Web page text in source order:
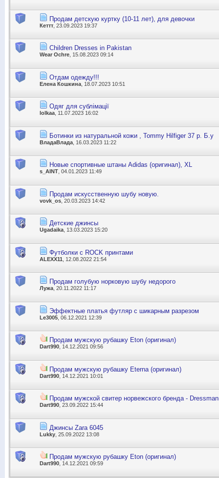
Продам детскую куртку (10-11 лет), для девочки
Кеттт , 23.09.2023 19:37
Children Dresses in Pakistan
Wear Ochre, 15.08.2023 09:14
Отдам одежду!!!
Елена Кошкина , 18.07.2023 10:51
Одяг для сублімації
lolkaa , 11.07.2023 16:02
Ботинки из натуральной кожи , Tommy Hilfiger 37 р. Б.у
ВладаВлада , 16.03.2023 11:22
Новые спортивные штаны Adidas (оригинал), XL
s_AINT , 04.01.2023 11:49
Продам искусственную шубу новую.
vovk_os , 20.03.2023 14:42
Детские джинсы
Ugadaika , 13.03.2023 15:20
Футболки с ROCK принтами
ALEXX11 , 12.08.2022 21:54
Продам голубую норковую шубу недорого
Лужа , 20.11.2022 11:17
Эффектные платья футляр с шикарным разрезом
Le3005 , 06.12.2021 12:39
Продам мужскую рубашку Eton (оригинал)
Dart990 , 14.12.2021 09:56
Продам мужскую рубашку Eterna (оригинал)
Dart990 , 14.12.2021 10:01
Продам мужской свитер норвежского бренда -
Dart990 , 23.09.2022 15:44
Джинсы Zara 6045
Lukky , 25.09.2022 13:08
Продам мужскую рубашку Eton (оригинал)
Dart990 , 14.12.2021 09:59